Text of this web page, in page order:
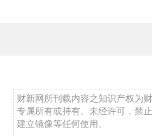
财新网所刊载内容之知识产权为
专属所有或持有。未经许可，禁
建立镜像等任何使用。